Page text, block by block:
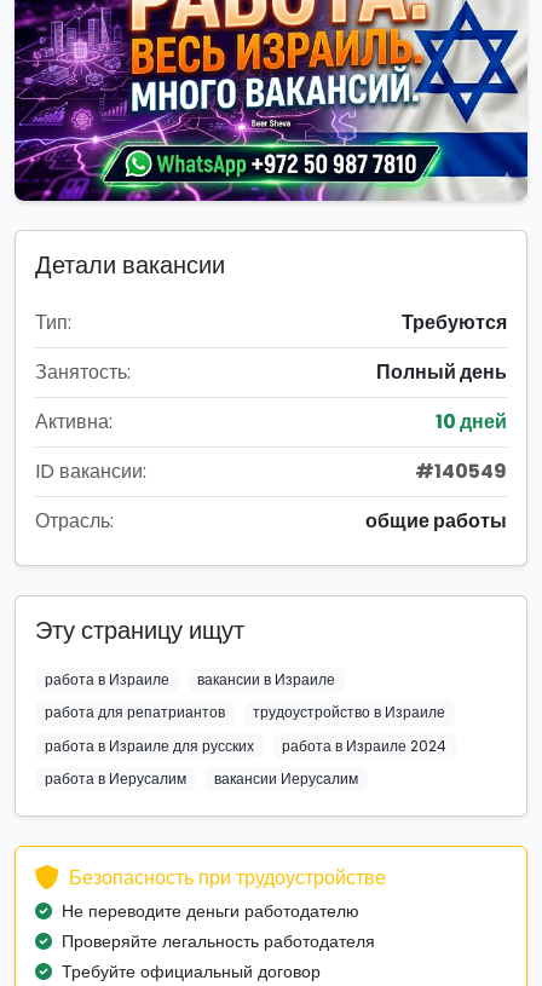
Детали вакансии
Тип:
Требуются
Занятость:
Полный день
Активна:
10 дней
ID вакансии:
#140549
Отрасль:
общие работы
Эту страницу ищут
работа в Израиле
вакансии в Израиле
работа для репатриантов
трудоустройство в Израиле
работа в Израиле для русских
работа в Израиле 2024
работа в Иерусалим
вакансии Иерусалим
Безопасность при трудоустройстве
Не переводите деньги работодателю
Проверяйте легальность работодателя
Требуйте официальный договор